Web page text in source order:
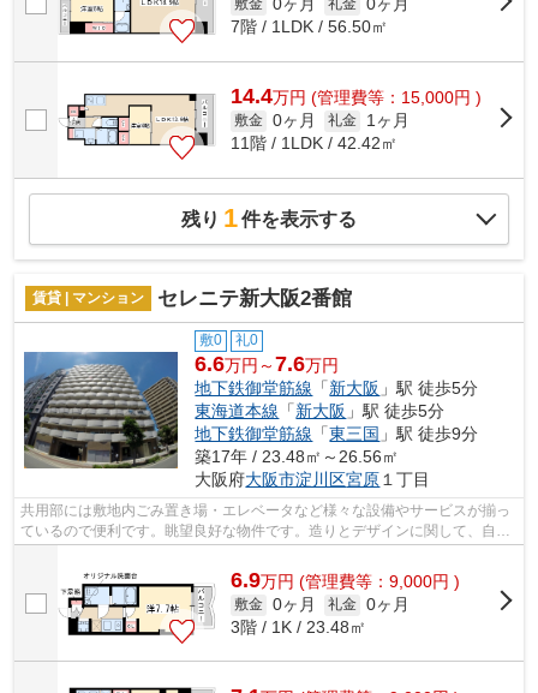
0ヶ月
0ヶ月
7階 / 1LDK / 56.50㎡
14.4万円 (管理費等：15,000円 )
敷金 0ヶ月 礼金
1ヶ月
11階 / 1LDK / 42.42㎡
残り 1件を表示する
賃貸 | マンション セレニテ新大阪2番館
敷0 礼0
6.6万円～7.6万円
地下鉄御堂筋線 「新大阪 」駅 徒歩5分
東海道本線 「新大阪 」駅 徒歩5分
地下鉄御堂筋線 「東三国 」駅 徒歩9分
築17年 / 23.48㎡～26.56㎡
大阪府大阪市淀川区宮原 １丁目
共用部には敷地内ごみ置き場・エレベータなど様々な設備やサービスが揃っ
ているので便利です。眺望良好な物件です。造りとデザインに関して、自信
6.9万円 (管理費等：9,000円 )
敷金 0ヶ月 礼金 0ヶ月
3階 / 1K / 23.48㎡